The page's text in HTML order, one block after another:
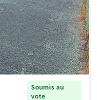
Soumis au
vote